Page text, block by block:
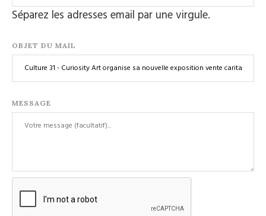
Séparez les adresses email par une virgule.
OBJET DU MAIL
MESSAGE